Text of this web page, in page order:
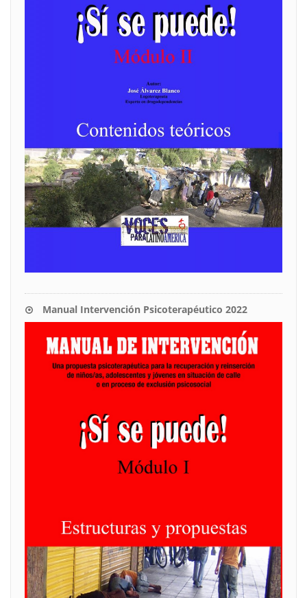
Manual Intervención Psicoterapéutico 2022